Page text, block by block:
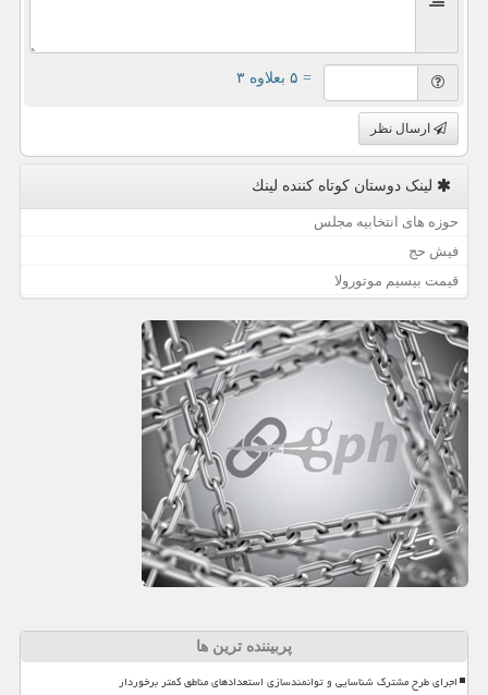
= ۵ بعلاوه ۳
ارسال نظر
لینک دوستان كوتاه كننده لینك
حوزه های انتخابیه مجلس
فیش حج
قیمت بیسیم موتورولا
پربیننده ترین ها
اجرای طرح مشترک شناسایی و توانمندسازی استعدادهای مناطق کمتر برخوردار